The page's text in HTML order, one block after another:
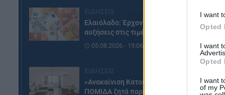
I want
Opted
I want
Opted
I want
of my
Ελαιόλαδο: Έρχονται νέες
αυξήσεις στις τιμές
05.08.2026 - 19:06
«Ανακαίνιση Κατοικίας»: Η
ΠΟΜΙΔΑ ζητά παράταση και